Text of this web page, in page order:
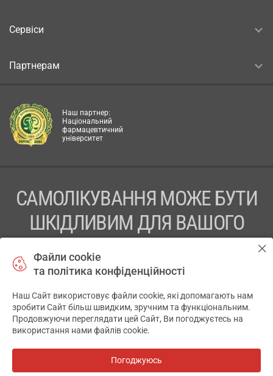
Сервіси
Партнерам
Наш партнер:
Національний
фармацевтичний
університет
САМОЛІКУВАННЯ МОЖЕ БУТИ
ШКІДЛИВИМ ДЛЯ ВАШОГО
ПЕРЕД ЗАСТОСУВАННЯМ ПРЕПАРАТУ ПРОКОНСУЛЬТУЙТЕСЬ
ТОВ «АПТЕКА 911.ЮА» Код ЄДРПОУ 43631965.
Відмова від відповідальності
© 2014-2026. Медична інформаційна система АПТЕКА911.ЮА
Файли cookie
та політика конфіденційності
Наш Сайт використовує файли cookie, які допомагають нам
зробити Сайт більш швидким, зручним та функціональним.
Продовжуючи переглядати цей Сайт, Ви погоджуєтесь на
використання нами файлів cookie.
Погоджуюсь
✕